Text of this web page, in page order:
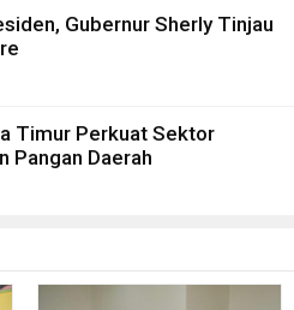
Gubernur Sherly Tinjau
Timur Perkuat Sektor
Pangan Daerah